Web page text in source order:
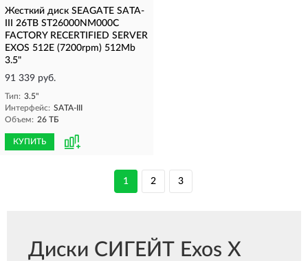
Жесткий диск SEAGATE SATA-
III 26TB ST26000NM000C
FACTORY RECERTIFIED SERVER
EXOS 512E (7200rpm) 512Mb
3.5"
91 339 руб.
Тип: 3.5"
Интерфейс: SATA-III
Объем: 26 ТБ
КУПИТЬ
1 2 3
Диски СИГЕЙТ Exos X